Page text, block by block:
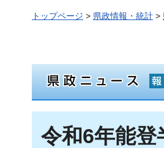
トップページ > 県政情報・統計 >
令和6年能